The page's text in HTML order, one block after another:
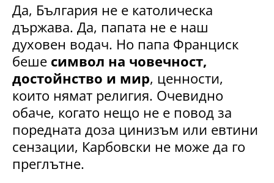
Да, България не е католическа
държава. Да, папата не е наш
духовен водач. Но папа Франциск
беше символ на човечност,
достойнство и мир, ценности,
които нямат религия. Очевидно
обаче, когато нещо не е повод за
поредната доза цинизъм или евтини
сензации, Карбовски не може да го
преглътне.